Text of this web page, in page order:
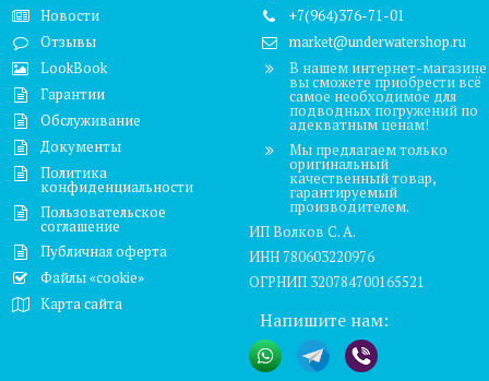
Новости
Отзывы
LookBook
Гарантии
Обслуживание
Документы
Политика
конфиденциальности
Пользовательское
соглашение
Публичная оферта
Файлы «cookie»
Карта сайта
+7(964)376-71-01
market@underwatershop.ru
В нашем интернет-магазине
вы сможете приобрести всё
самое необходимое для
подводных погружений по
адекватным ценам!
Мы предлагаем только
оригинальный
качественный товар,
гарантируемый
производителем.
ИП Волков С. А.
ИНН 780603220976
ОГРНИП 320784700165521
Напишите нам: